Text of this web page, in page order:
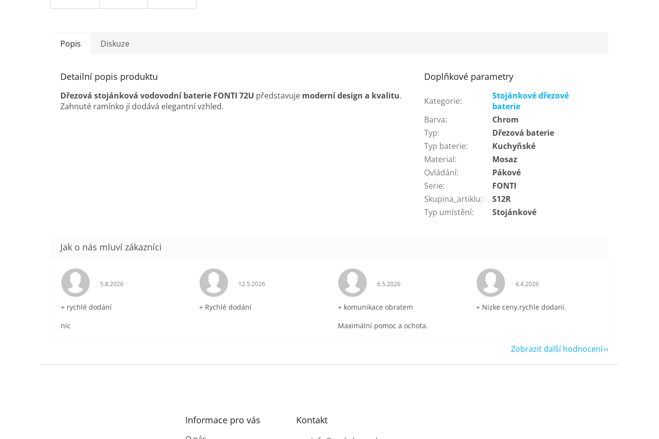
Popis Diskuze
Detailní popis produktu
Dřezová stojánková vodovodní baterie FONTI 72U představuje moderní design a kvalitu.
Zahnuté ramínko jí dodává elegantní vzhled.
Doplňkové parametry
Kategorie:
Stojánkové dřezové
baterie
Barva:
Chrom
Typ:
Dřezová baterie
Typ baterie:
Kuchyňské
Material:
Mosaz
Ovládání:
Pákové
Serie:
FONTI
Skupina_artiklu:
S12R
Typ umístění: Stojánkové
Hodnocení obchodu je 5 z 5 hvězdiček.
5.8.2026
+ rychlé dodání
nic
Hodnocení obchodu je 5 z 5 hvězdiček.
12.5.2026
+ Rychlé dodání
Hodnocení obchodu je 5 z 5 hvězdiček.
6.5.2026
+ komunikace obratem
Maximální pomoc a ochota.
Hodnocení obchodu je 5 z 5 hvězdiček.
4.4.2026
+ Nizke ceny,rychle dodani.
Zobrazit další hodnocení
Informace pro vás Kontakt